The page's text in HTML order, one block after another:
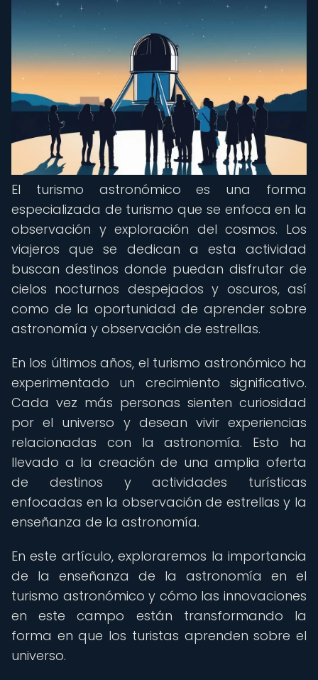
El turismo astronómico es una forma
especializada de turismo que se enfoca en la
observación y exploración del cosmos. Los
viajeros que se dedican a esta actividad
buscan destinos donde puedan disfrutar de
cielos nocturnos despejados y oscuros, así
como de la oportunidad de aprender sobre
astronomía y observación de estrellas.
En los últimos años, el turismo astronómico ha
experimentado un crecimiento significativo.
Cada vez más personas sienten curiosidad
por el universo y desean vivir experiencias
relacionadas con la astronomía. Esto ha
llevado a la creación de una amplia oferta
de destinos y actividades turísticas
enfocadas en la observación de estrellas y la
enseñanza de la astronomía.
En este artículo, exploraremos la importancia
de la enseñanza de la astronomía en el
turismo astronómico y cómo las innovaciones
en este campo están transformando la
forma en que los turistas aprenden sobre el
universo.